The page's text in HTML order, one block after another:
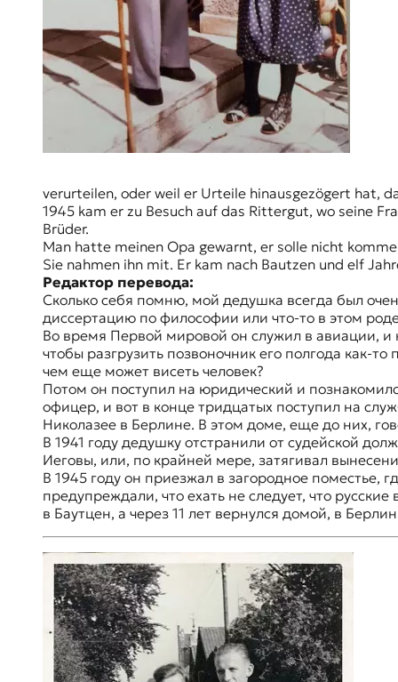
verurteilen, oder weil er Urteile hinausgezögert hat,
1945 kam er zu Besuch auf das Rittergut, wo seine
Brüder.
Man hatte meinen Opa gewarnt, er solle nicht
Sie nahmen ihn mit. Er kam nach Bautzen und elf
Редактор перевода:
Сколько себя помню, мой дедушка всегда был
диссертацию по философии или что-то в этом
Во время Первой мировой он служил в авиации, и
чтобы разгрузить позвоночник его полгода как-
чем еще может висеть человек?
Потом он поступил на юридический и
офицер, и вот в конце тридцатых поступил на
Николазее в Берлине. В этом доме, еще до них,
В 1941 году дедушку отстранили от судейской
Иеговы, или, по крайней мере, затягивал
В 1945 году он приезжал в загородное
предупреждали, что ехать не следует, что
в Баутцен, а через 11 лет вернулся домой, в